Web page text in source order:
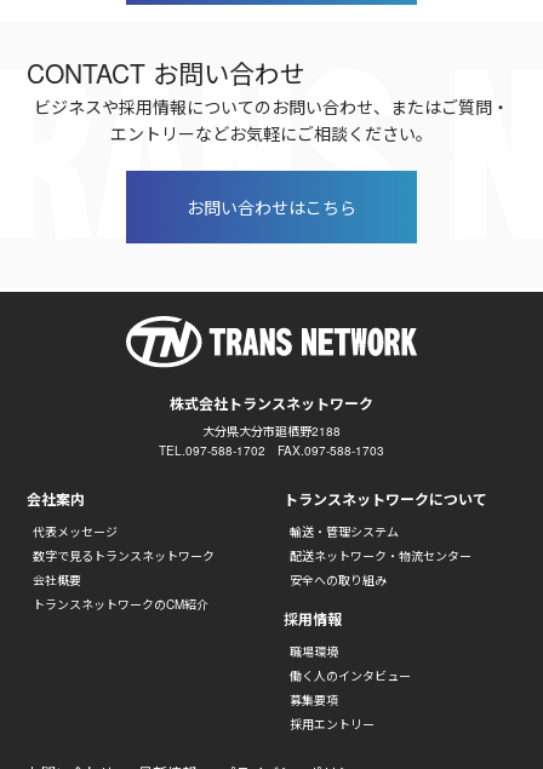
CONTACT お問い合わせ
ビジネスや採用情報についてのお問い合わせ、またはご質問・
エントリーなどお気軽にご相談ください。
お問い合わせはこちら
株式会社トランスネットワーク
大分県大分市廻栖野2188
TEL.097-588-1702 FAX.097-588-1703
会社案内
代表メッセージ
数字で見るトランスネットワーク
会社概要
トランスネットワークのCM紹介
トランスネットワークについて
輸送・管理システム
配送ネットワーク・物流センター
安全への取り組み
採用情報
職場環境
働く人のインタビュー
募集要項
採用エントリー